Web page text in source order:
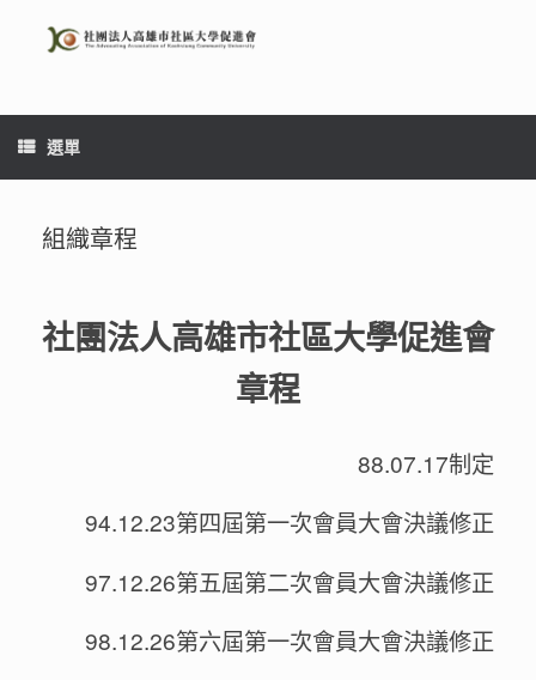
content
選單
組織章程
社團法人高雄市社區大學促進會
章程
88.07.17制定
94.12.23第四屆第一次會員大會決議修正
97.12.26第五屆第二次會員大會決議修正
98.12.26第六屆第一次會員大會決議修正